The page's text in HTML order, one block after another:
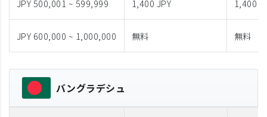
JPY 500,001 ~ 599,999 1,400 JPY 1,400
JPY 600,000 ~ 1,000,000 無料 無料
バングラデシュ